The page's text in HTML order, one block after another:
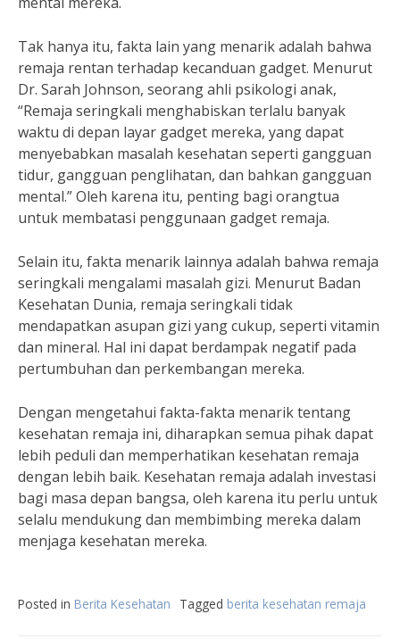
Tak hanya itu, fakta lain yang menarik adalah bahwa
remaja rentan terhadap kecanduan gadget. Menurut
Dr. Sarah Johnson, seorang ahli psikologi anak,
“Remaja seringkali menghabiskan terlalu banyak
waktu di depan layar gadget mereka, yang dapat
menyebabkan masalah kesehatan seperti gangguan
tidur, gangguan penglihatan, dan bahkan gangguan
mental.” Oleh karena itu, penting bagi orangtua
untuk membatasi penggunaan gadget remaja.
Selain itu, fakta menarik lainnya adalah bahwa remaja
seringkali mengalami masalah gizi. Menurut Badan
Kesehatan Dunia, remaja seringkali tidak
mendapatkan asupan gizi yang cukup, seperti vitamin
dan mineral. Hal ini dapat berdampak negatif pada
pertumbuhan dan perkembangan mereka.
Dengan mengetahui fakta-fakta menarik tentang
kesehatan remaja ini, diharapkan semua pihak dapat
lebih peduli dan memperhatikan kesehatan remaja
dengan lebih baik. Kesehatan remaja adalah investasi
bagi masa depan bangsa, oleh karena itu perlu untuk
selalu mendukung dan membimbing mereka dalam
menjaga kesehatan mereka.
Posted in Berita Kesehatan Tagged berita kesehatan remaja